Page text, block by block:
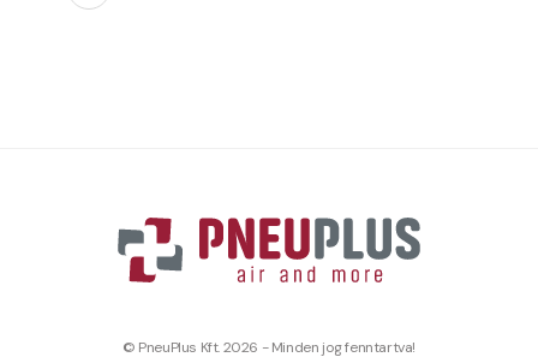
© PneuPlus Kft. 2026 - Minden jog fenntartva!